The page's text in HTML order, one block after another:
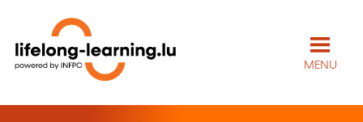
MENU